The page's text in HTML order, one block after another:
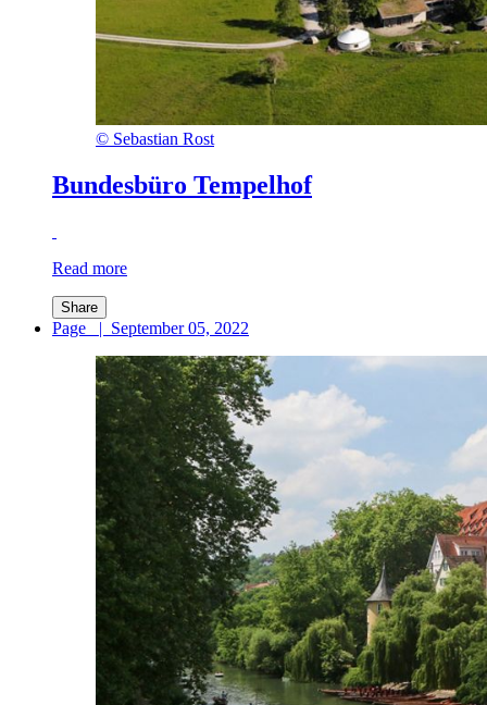
© Sebastian Rost
Bundesbüro Tempelhof
Read more
Share
Page | September 05, 2022